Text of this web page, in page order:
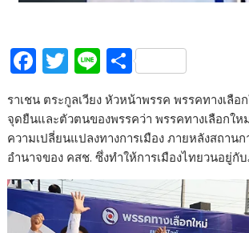
F
e
b
o
o
k
T
w
itt
er
Li
n
e
S
h
ar
e
ราเชน ตระกูลเวียง หัวหน้าพรรค พรรคทางเลื
จุดยืนและตัวตนของพรรคว่า พรรคทางเลือกให
ความเปลี่ยนแปลงทางการเมือง ภายหลังสถาน
อำนาจของ คสช. ซึ่งทำให้การเมืองไทยวนอยู่กั